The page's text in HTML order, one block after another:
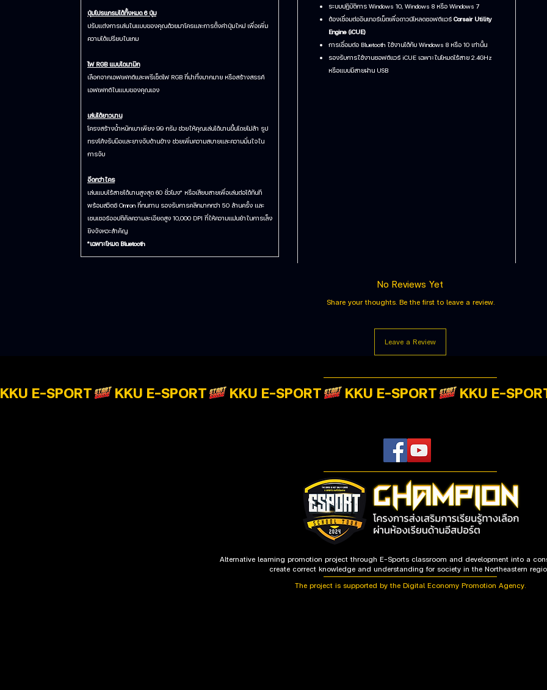
ปุ่มโปรแกรมได้ทั้งหมด 6 ปุ่ม
ปรับแต่งการเล่นในแบบของคุณด้วยมาโครและการตั้งค่าปุ่มใหม่ เพื่อเพิ่ม
ความได้เปรียบในเกม
ไฟ RGB แบบไดนามิก
เลือกจากเอฟเฟกต์และพรีเซ็ตไฟ RGB ที่น่าทึ่งมากมาย หรือสร้างสรรค์
เอฟเฟกต์ในแบบของคุณเอง
เล่นได้ยาวนาน
โครงสร้างน้ำหนักเบาเพียง 99 กรัม ช่วยให้คุณเล่นได้นานขึ้นโดยไม่ล้า รูป
ทรงโค้งรับมือและยางจับด้านข้าง ช่วยเพิ่มความสบายและความมั่นใจใน
การจับ
อึดกว่าใคร
เล่นแบบไร้สายได้นานสูงสุด 60 ชั่วโมง* หรือเสียบสายเพื่อเล่นต่อได้ทันที
พร้อมสวิตช์ Omron ที่ทนทาน รองรับการคลิกมากกว่า 50 ล้านครั้ง และ
เซนเซอร์ออปติคัลความละเอียดสูง 10,000 DPI ที่ให้ความแม่นยำในการเล็ง
ยิงจังหวะสำคัญ
*เฉพาะโหมด Bluetooth
ระบบปฏิบัติการ Windows 10, Windows 8 หรือ Windows 7
ต้องเชื่อมต่ออินเทอร์เน็ตเพื่อดาวน์โหลดซอฟต์แวร์Corsair Utility
Engine (iCUE)
การเชื่อมต่อ Bluetooth ใช้งานได้กับ Windows 8 หรือ 10 เท่านั้น
รองรับการใช้งานซอฟต์แวร์ iCUE เฉพาะในโหมดไร้สาย 2.4GHz
หรือแบบมีสายผ่าน USB
No Reviews Yet
Share your thoughts. Be the first to leave a review.
Leave a Review
KKU E-SPORT
Alternative learning promotion project through E-Sports classroom and development into a
create correct knowledge and understanding for society in the Northeastern
The project is supported by the Digital Economy Promotion Agency.